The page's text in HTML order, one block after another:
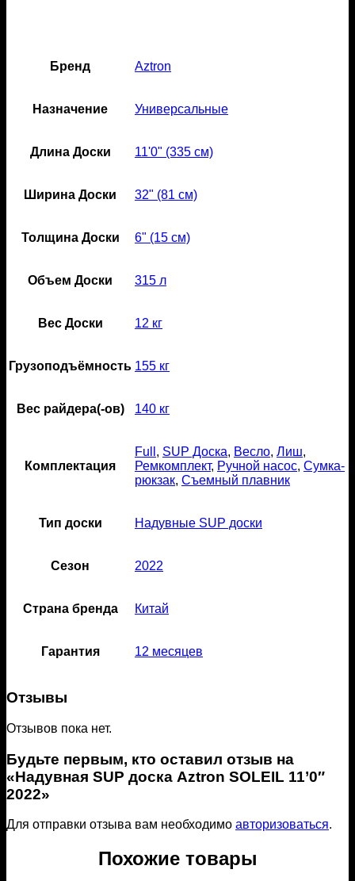
Бренд Aztron
Назначение Универсальные
Длина Доски 11'0" (335 см)
Ширина Доски 32" (81 см)
Толщина Доски 6" (15 см)
Объем Доски 315 л
Вес Доски 12 кг
Грузоподъёмность 155 кг
Вес райдера(-ов) 140 кг
Комплектация
Full , SUP Доска, Весло, Лиш,
Ремкомплект, Ручной насос, Сумка-
рюкзак, Съемный плавник
Тип доски Надувные SUP доски
Сезон 2022
Страна бренда Китай
Гарантия 12 месяцев
Отзывы
Отзывов пока нет.
Будьте первым, кто оставил отзыв на
«Надувная SUP доска Aztron SOLEIL 11’0″
2022»
Для отправки отзыва вам необходимо авторизоваться.
Похожие товары